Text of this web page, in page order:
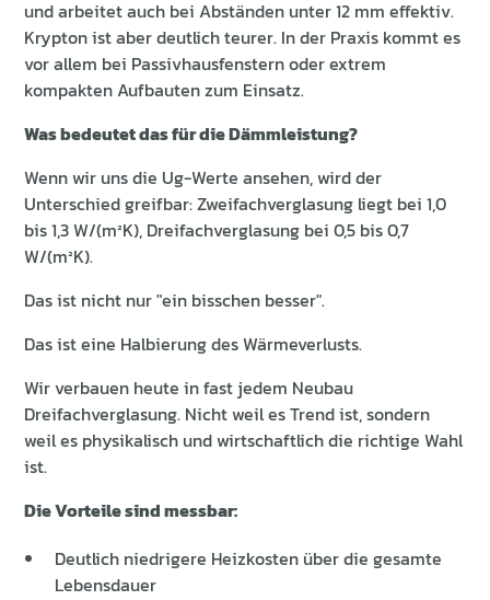
und arbeitet auch bei Abständen unter 12 mm effektiv.
Krypton ist aber deutlich teurer. In der Praxis kommt es
vor allem bei Passivhausfenstern oder extrem
kompakten Aufbauten zum Einsatz.
Was bedeutet das für die Dämmleistung?
Wenn wir uns die Ug-Werte ansehen, wird der
Unterschied greifbar: Zweifachverglasung liegt bei 1,0
bis 1,3 W/(m²K), Dreifachverglasung bei 0,5 bis 0,7
W/(m²K).
Das ist nicht nur "ein bisschen besser".
Das ist eine Halbierung des Wärmeverlusts.
Wir verbauen heute in fast jedem Neubau
Dreifachverglasung. Nicht weil es Trend ist, sondern
weil es physikalisch und wirtschaftlich die richtige Wahl
ist.
Die Vorteile sind messbar:
Deutlich niedrigere Heizkosten über die gesamte
Lebensdauer